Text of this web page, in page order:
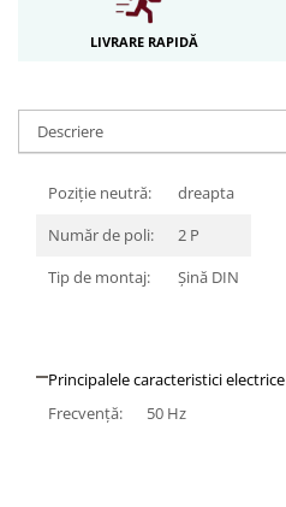
Iluminat decorativ de Craciun
LIVRARE RAPIDĂ
Descriere
Poziție neutră:
dreapta
Număr de poli:
2 P
Tip de montaj:
Şină DIN
Principalele caracteristici electrice
Frecvenţă:
50 Hz